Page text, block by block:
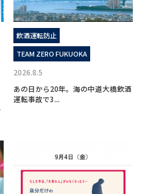
飲酒運転防止
TEAM ZERO FUKUOKA
2026.8.5
あの日から20年。海の中道大橋飲酒
運転事故で3...